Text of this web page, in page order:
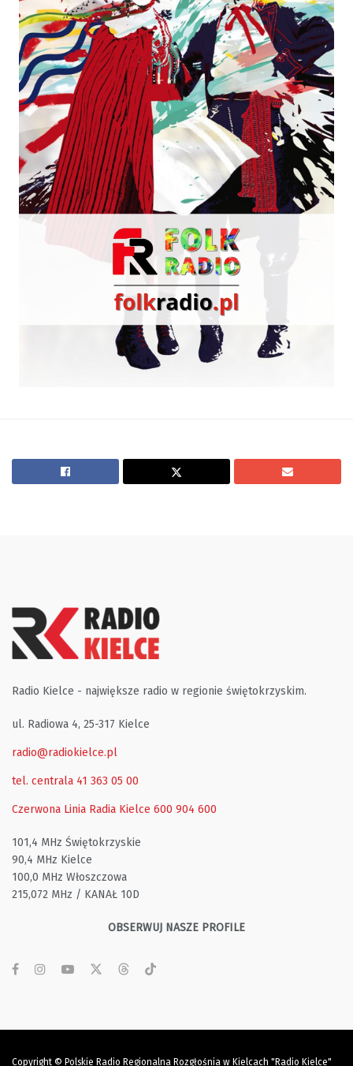
Radio Kielce - największe radio w regionie świętokrzyskim.
ul. Radiowa 4, 25-317 Kielce
radio@radiokielce.pl
tel. centrala 41 363 05 00
Czerwona Linia Radia Kielce 600 904 600
101,4 MHz Świętokrzyskie
90,4 MHz Kielce
100,0 MHz Włoszczowa
215,072 MHz / KANAŁ 10D
OBSERWUJ NASZE PROFILE
Copyright © Polskie Radio Regionalna Rozgłośnia w Kielcach "Radio Kielce"